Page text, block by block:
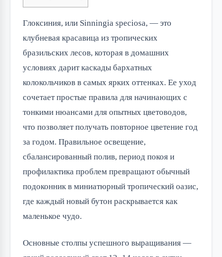
Глоксиния, или Sinningia speciosa, — это
клубневая красавица из тропических
бразильских лесов, которая в домашних
условиях дарит каскады бархатных
колокольчиков в самых ярких оттенках. Ее уход
сочетает простые правила для начинающих с
тонкими нюансами для опытных цветоводов,
что позволяет получать повторное цветение год
за годом. Правильное освещение,
сбалансированный полив, период покоя и
профилактика проблем превращают обычный
подоконник в миниатюрный тропический оазис,
где каждый новый бутон раскрывается как
маленькое чудо.
Основные столпы успешного выращивания —